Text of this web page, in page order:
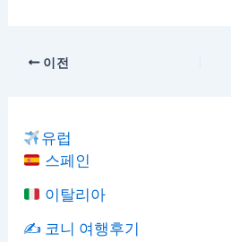
이전
유럽
스페인
이탈리아
✍️ 코니 여행후기